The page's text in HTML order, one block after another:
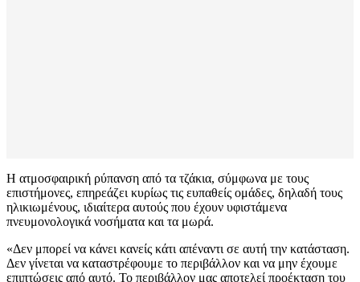
Η ατμοσφαιρική ρύπανση από τα τζάκια, σύμφωνα με τους
επιστήμονες, επηρεάζει κυρίως τις ευπαθείς ομάδες, δηλαδή τους
ηλικιωμένους, ιδιαίτερα αυτούς που έχουν υφιστάμενα
πνευμονολογικά νοσήματα και τα μωρά.
«Δεν μπορεί να κάνει κανείς κάτι απέναντι σε αυτή την κατάσταση.
Δεν γίνεται να καταστρέφουμε το περιβάλλον και να μην έχουμε
επιπτώσεις από αυτό. Το περιβάλλον μας αποτελεί προέκταση του